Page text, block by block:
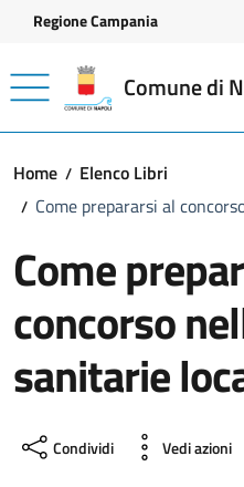
Vai ai contenuti
Vai al footer
Regione Campania
Comune di
Home
Elenco Libri
Come prepararsi al
Come
concorso
sanitarie
Condividi Vedi azioni